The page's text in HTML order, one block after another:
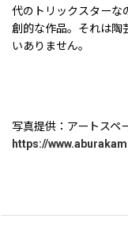
代のトリックスターな
創的な作品。それは陶
いありません。
写真提供：アートスペ
https://